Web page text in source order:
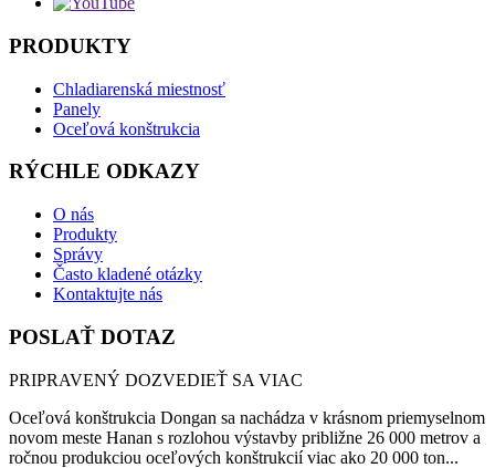
PRODUKTY
Chladiarenská miestnosť
Panely
Oceľová konštrukcia
RÝCHLE ODKAZY
O nás
Produkty
Správy
Často kladené otázky
Kontaktujte nás
POSLAŤ DOTAZ
PRIPRAVENÝ DOZVEDIEŤ SA VIAC
Oceľová konštrukcia Dongan sa nachádza v krásnom priemyselnom
novom meste Hanan s rozlohou výstavby približne 26 000 metrov a
ročnou produkciou oceľových konštrukcií viac ako 20 000 ton...